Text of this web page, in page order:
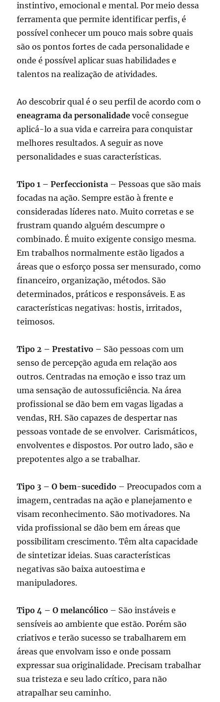
instintivo, emocional e mental. Por meio dessa
ferramenta que permite identificar perfis, é
possível conhecer um pouco mais sobre quais
são os pontos fortes de cada personalidade e
onde é possível aplicar suas habilidades e
talentos na realização de atividades.
Ao descobrir qual é o seu perfil de acordo com o
eneagrama da personalidadevocê consegue
aplicá-lo a sua vida e carreira para conquistar
melhores resultados. A seguir as nove
personalidades e suas características.
Tipo 1 – Perfeccionista – Pessoas que são mais
focadas na ação. Sempre estão à frente e
consideradas líderes nato. Muito corretas e se
frustram quando alguém descumpre o
combinado. É muito exigente consigo mesma.
Em trabalhos normalmente estão ligados a
áreas que o esforço possa ser mensurado, como
financeiro, organização, métodos. São
determinados, práticos e responsáveis. E as
características negativas: hostis, irritados,
teimosos.
Tipo 2 – Prestativo – São pessoas com um
senso de percepção aguda em relação aos
outros. Centradas na emoção e isso traz um
uma sensação de autossuficiência. Na área
profissional se dão bem em vagas ligadas a
vendas, RH. São capazes de despertar nas
pessoas vontade de se envolver. Carismáticos,
envolventes e dispostos. Por outro lado, são e
prepotentes algo a se trabalhar.
Tipo 3 – O bem-sucedido – Preocupados com a
imagem, centradas na ação e planejamento e
visam reconhecimento. São motivadores. Na
vida profissional se dão bem em áreas que
possibilitam crescimento. Têm alta capacidade
de sintetizar ideias. Suas características
negativas são baixa autoestima e
manipuladores.
Tipo 4 – O melancólico – São instáveis e
sensíveis ao ambiente que estão. Porém são
criativos e terão sucesso se trabalharem em
áreas que envolvam isso e onde possam
expressar sua originalidade. Precisam trabalhar
sua tristeza e seu lado crítico, para não
atrapalhar seu caminho.